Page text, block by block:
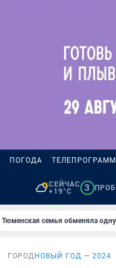
ПОГОДА
СЕЙЧАС
+19°C
3
Тюменская семья обменяла
ГОРОД НОВЫЙ ГОД — 2024